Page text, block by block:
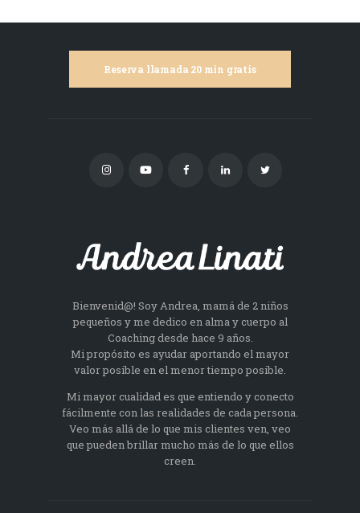
Reserva llamada 20 min gratis
Bienvenid@! Soy Andrea, mamá de 2 niños
pequeños y me dedico en alma y cuerpo al
Coaching desde hace 9 años.
Mi propósito es ayudar aportando el mayor
valor posible en el menor tiempo posible.
Mi mayor cualidad es que entiendo y conecto
fácilmente con las realidades de cada persona.
Veo más allá de lo que mis clientes ven, veo
que pueden brillar mucho más de lo que ellos
creen.